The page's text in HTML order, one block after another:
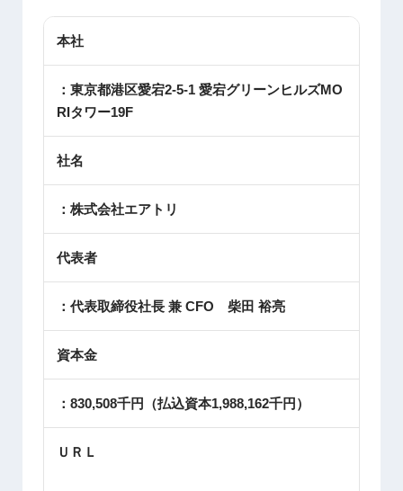
本社
：東京都港区愛宕2-5-1 愛宕グリーンヒルズMO
RIタワー19F
社名
：株式会社エアトリ
代表者
：代表取締役社長 兼 CFO 柴田 裕亮
資本金
：830,508千円（払込資本1,988,162千円）
ＵＲＬ